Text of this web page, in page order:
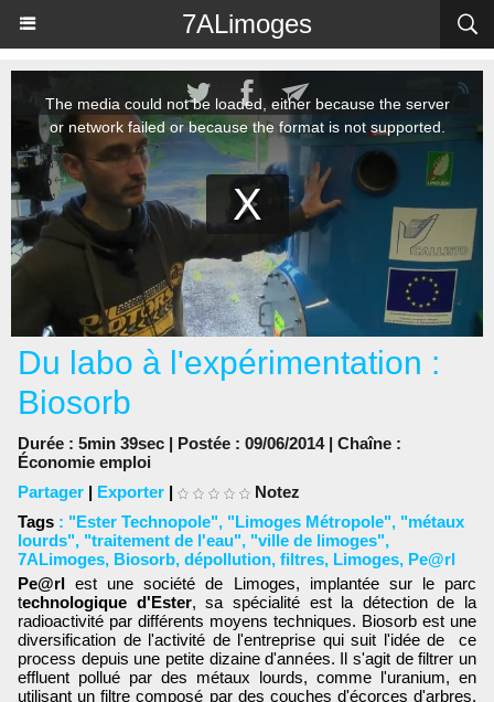
7ALimoges
Du labo à l'expérimentation :
Biosorb
Durée : 5min 39sec | Postée : 09/06/2014 | Chaîne :
Économie emploi
Partager | Exporter |
Notez
Tags : "Ester Technopole", "Limoges Métropole", "métaux
lourds", "traitement de l'eau", "ville de limoges",
7ALimoges, Biosorb, dépollution, filtres, Limoges, Pe@rl
Pe@rlest une société de Limoges, implantée sur le parc
technologique d'Ester, sa spécialité est la détection de la
radioactivité par différents moyens techniques. Biosorb est une
diversification de l'activité de l'entreprise qui suit l'idée de ce
process depuis une petite dizaine d'années. Il s'agit de filtrer un
effluent pollué par des métaux lourds, comme l'uranium, en
utilisant un filtre composé par des couches d'écorces d'arbres.